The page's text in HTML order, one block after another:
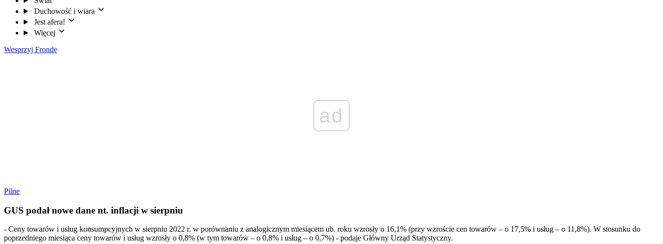
Duchowość i wiara
Jest afera!
Więcej
Wesprzyj Frondę
ad
Pilne
GUS podał nowe dane nt. inflacji w sierpniu
- Ceny towarów i usług konsumpcyjnych w sierpniu 2022 r. w porównaniu z analogicznym miesiącem ub. roku wzrosły o 16,1% (przy wzroście cen towarów – o 17,5% i usług – o 11,8%). W stosunku do
poprzedniego miesiąca ceny towarów i usług wzrosły o 0,8% (w tym towarów – o 0,8% i usług – o 0,7%) - podaje Główny Urząd Statystyczny.